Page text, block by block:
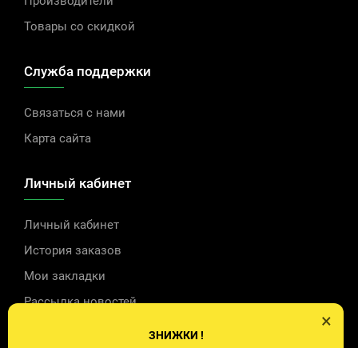
×
ЗНИЖКИ !
Товары со скидкой
Служба поддержки
Связаться с нами
Карта сайта
Личный кабинет
Личный кабинет
История заказов
Мои закладки
Рассылка новостей